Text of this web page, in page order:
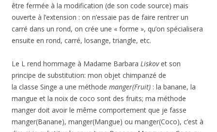
être fermée à la modification (de son code source) mais
ouverte à l’extension : on n’essaie pas de faire rentrer un
carré dans un rond, on crée une « forme », qu’on spécialisera
ensuite en rond, carré, losange, triangle, etc.
Le L rend hommage à Madame Barbara Liskovet son
principe de substitution: mon objet chimpanzé de
la classe Singe a une méthode manger(Fruit) : la banane, la
mangue et la noix de coco sont des fruits; ma méthode
manger doit avoir le même comportement que je fasse
manger(Banane), manger(Mangue) ou manger(Coco), c’est à